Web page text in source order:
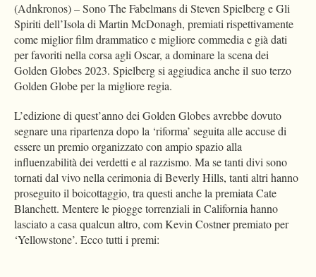
(Adnkronos) – Sono The Fabelmans di Steven Spielberg e Gli
Spiriti dell’Isola di Martin McDonagh, premiati rispettivamente
come miglior film drammatico e migliore commedia e già dati
per favoriti nella corsa agli Oscar, a dominare la scena dei
Golden Globes 2023. Spielberg si aggiudica anche il suo terzo
Golden Globe per la migliore regia.
L’edizione di quest’anno dei Golden Globes avrebbe dovuto
segnare una ripartenza dopo la ‘riforma’ seguita alle accuse di
essere un premio organizzato con ampio spazio alla
influenzabilità dei verdetti e al razzismo. Ma se tanti divi sono
tornati dal vivo nella cerimonia di Beverly Hills, tanti altri hanno
proseguito il boicottaggio, tra questi anche la premiata Cate
Blanchett. Mentere le piogge torrenziali in California hanno
lasciato a casa qualcun altro, com Kevin Costner premiato per
‘Yellowstone’. Ecco tutti i premi: